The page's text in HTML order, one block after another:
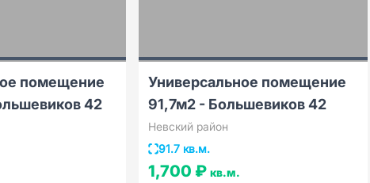
помещение
42
Универсальное помещение
91,7м2 - Большевиков 42
Невский район
91.7 кв.м.
1,700 ₽ кв.м.